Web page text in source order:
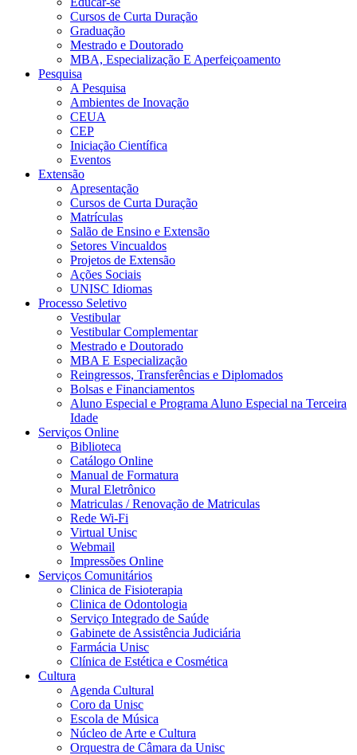
Cursos de Curta Duração
Graduação
Mestrado e Doutorado
MBA, Especialização E Aperfeiçoamento
Pesquisa
A Pesquisa
Ambientes de Inovação
CEUA
CEP
Iniciação Científica
Eventos
Extensão
Apresentação
Cursos de Curta Duração
Matrículas
Salão de Ensino e Extensão
Setores Vincualdos
Projetos de Extensão
Ações Sociais
UNISC Idiomas
Processo Seletivo
Vestibular
Vestibular Complementar
Mestrado e Doutorado
MBA E Especialização
Reingressos, Transferências e Diplomados
Bolsas e Financiamentos
Aluno Especial e Programa Aluno Especial na Terceira
Idade
Serviços Online
Biblioteca
Catálogo Online
Manual de Formatura
Mural Eletrônico
Matriculas / Renovação de Matriculas
Rede Wi-Fi
Virtual Unisc
Webmail
Impressões Online
Serviços Comunitários
Clinica de Fisioterapia
Clinica de Odontologia
Serviço Integrado de Saúde
Gabinete de Assistência Judiciária
Farmácia Unisc
Clínica de Estética e Cosmética
Cultura
Agenda Cultural
Coro da Unisc
Escola de Música
Núcleo de Arte e Cultura
Orquestra de Câmara da Unisc